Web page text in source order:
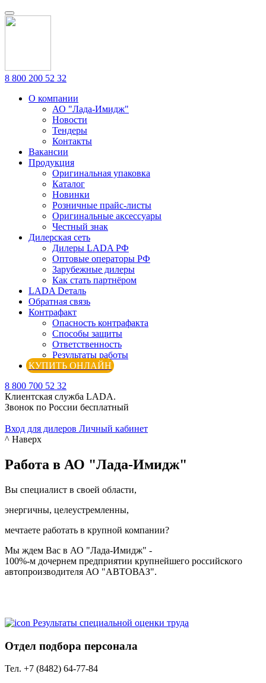
8 800 200 52 32
О компании
АО "Лада-Имидж"
Новости
Тендеры
Контакты
Вакансии
Продукция
Оригинальная упаковка
Каталог
Новинки
Розничные прайс-листы
Оригинальные аксессуары
Честный знак
Дилерская сеть
Дилеры LADA РФ
Оптовые операторы РФ
Зарубежные дилеры
Как стать партнёром
LADA Dеталь
Обратная связь
Контрафакт
Опасность контрафакта
Способы защиты
Ответственность
Результаты работы
КУПИТЬ ОНЛАЙН
8 800 700 52 32
Клиентская служба LADA.
Звонок по России бесплатный
Вход для дилеров Личный кабинет
^ Наверх
Работа в АО "Лада-Имидж"
Вы специалист в своей области,
энергичны, целеустремленны,
мечтаете работать в крупной компании?
Мы ждем Вас в АО "Лада-Имидж" -
100%-м дочернем предприятии крупнейшего российского
автопроизводителя АО "АВТОВАЗ".
Результаты специальной оценки труда
Отдел подбора персонала
Тел. +7 (8482) 64-77-84